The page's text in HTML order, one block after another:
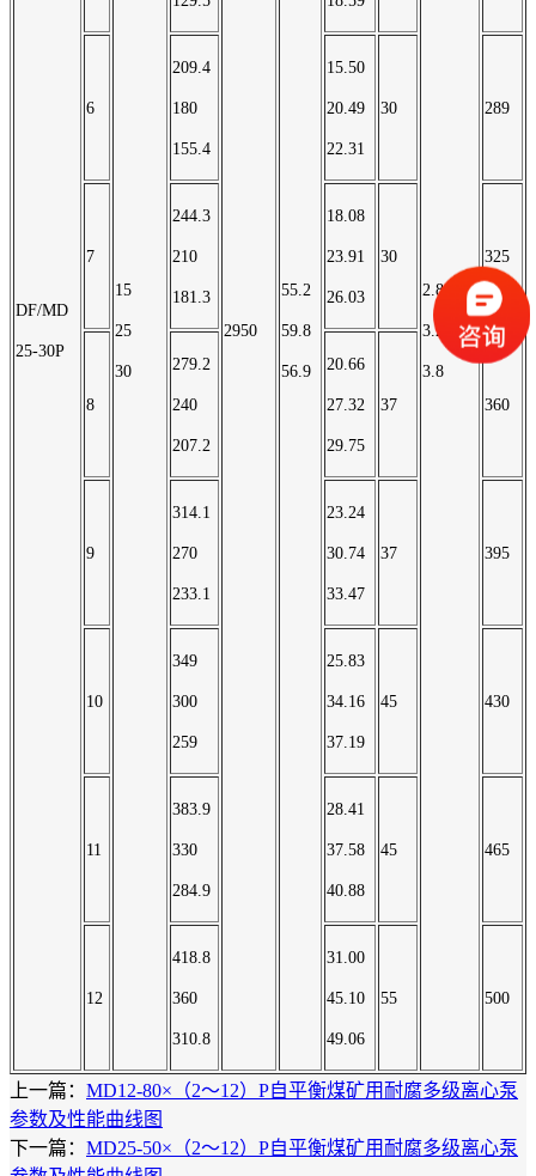
DF/MD
25-30P
15
25
30
2950
55.2
59.8
56.9
2.8
3.2
3.8
6
209.4
180
155.4
15.50
20.49
22.31
30 289
7
244.3
210
181.3
18.08
23.91
26.03
30 325
8
279.2
240
207.2
20.66
27.32
29.75
37 360
9
314.1
270
233.1
23.24
30.74
33.47
37 395
10
349
300
259
25.83
34.16
37.19
45 430
11
383.9
330
284.9
28.41
37.58
40.88
45 465
12
418.8
360
310.8
31.00
45.10
49.06
55 500
上一篇： MD12-80×（2～12）P自平衡煤矿用耐腐多级离心泵
参数及性能曲线图
下一篇： MD25-50×（2～12）P自平衡煤矿用耐腐多级离心泵